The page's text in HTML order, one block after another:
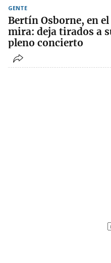
GENTE
Bertín Osborne, en
mira: deja tirados a
pleno concierto